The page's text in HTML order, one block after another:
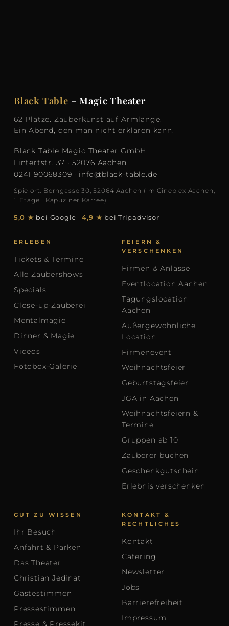
Black Table – Magic Theater
62 Plätze. Zauberkunst auf Armlänge.
Ein Abend, den man nicht erklären kann.
Black Table Magic Theater GmbH
Lintertstr. 37 · 52076 Aachen
0241 90068309 · info@black-table.de
Spielort: Borngasse 30, 52064 Aachen (im Cineplex Aachen,
1. Etage · Kapuziner Karree)
5,0 ★ bei Google ·4,9 ★ bei Tripadvisor
ERLEBEN
Tickets & Termine
Alle Zaubershows
Specials
Close-up-Zauberei
Mentalmagie
Dinner & Magie
Videos
Fotobox-Galerie
FEIERN &
VERSCHENKEN
Firmen & Anlässe
Eventlocation Aachen
Tagungslocation
Aachen
Außergewöhnliche
Location
Firmenevent
Weihnachtsfeier
Geburtstagsfeier
JGA in Aachen
Weihnachtsfeiern &
Termine
Gruppen ab 10
Zauberer buchen
Geschenkgutschein
Erlebnis verschenken
GUT ZU WISSEN
Ihr Besuch
Anfahrt & Parken
Das Theater
Christian Jedinat
Gästestimmen
Pressestimmen
Presse & Pressekit
KONTAKT &
RECHTLICHES
Kontakt
Catering
Newsletter
Jobs
Barrierefreiheit
Impressum